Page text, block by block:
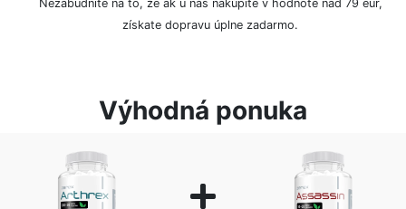
Nezabudnite na to, že ak u nás nakúpite v hodnote nad 79 eur,
získate dopravu úplne zadarmo.
Výhodná ponuka